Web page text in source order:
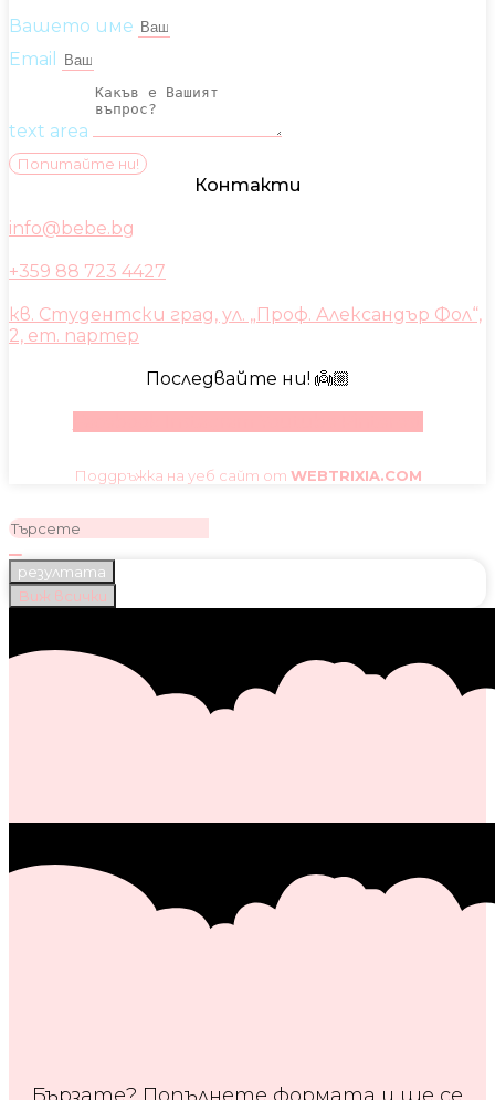
Вашето име
Email
text area
Попитайте ни!
Контакти
info@bebe.bg
+359 88 723 4427
кв. Студентски град, ул. „Проф. Александър Фол“,
2, ет. партер
Последвайте ни! 👼🏼
Поддръжка на уеб сайт от WEBTRIXIA.COM
резултата
Виж всички